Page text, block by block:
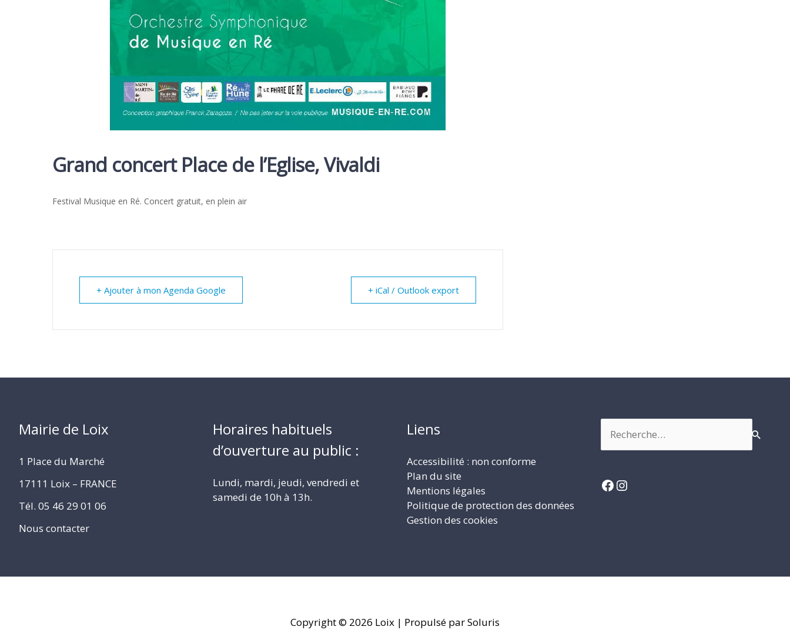
Grand concert Place de l’Eglise, Vivaldi
Festival Musique en Ré. Concert gratuit, en plein air
+ Ajouter à mon Agenda Google + iCal / Outlook export
Mairie de Loix
1 Place du Marché
17111 Loix – FRANCE
Tél. 05 46 29 01 06
Nous contacter
Horaires habituels
d’ouverture au public :
Lundi, mardi, jeudi, vendredi et
samedi de 10h à 13h.
Liens
Accessibilité : non conforme
Plan du site
Mentions légales
Politique de protection des données
Gestion des cookies
Facebook
Instagram
Copyright © 2026 Loix | Propulsé par Soluris